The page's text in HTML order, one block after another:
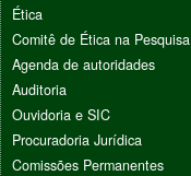
Ética
Comitê de Ética na Pesquisa
Agenda de autoridades
Auditoria
Ouvidoria e SIC
Procuradoria Jurídica
Comissões Permanentes